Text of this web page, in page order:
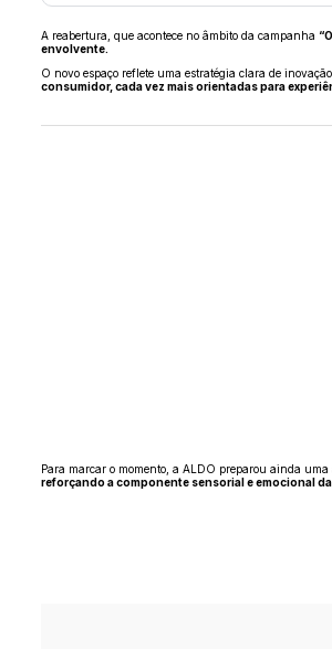
A reabertura, que acontece no âmbito da campanha
envolvente.
O novo espaço reflete uma estratégia clara de
consumidor, cada vez mais orientadas para
Para marcar o momento, a ALDO preparou ainda
reforçando a componente sensorial e emocional